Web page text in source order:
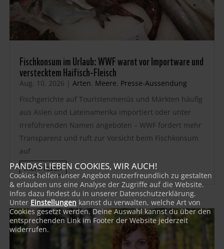
Fischkonsum im Urlaub: WWF warnt vor Importware und
verstecktem Haifisch-Fleisch
Aug. 10, 2026 | Arten, Meere, Presse-Aussendung
Fischgerichte auf Touristenmenüs und Märkten häufig
aus Asien und Lateinamerika importiert oder unter
irreführenden Namen angeboten – WWF fordert mehr
Transparenz und ruft zur Vorsicht beim Fischkonsum
auf
mehr lesen
PANDAS LIEBEN COOKIES, WIR AUCH!
Cookies helfen unser Angebot nutzerfreundlich zu gestalten
& erlauben uns eine Analyse der Zugriffe auf die Website.
Infos dazu findest du in unserer Datenschutzerklärung.
Unter Einstellungen kannst du verwalten, welche Art von
Cookies gesetzt werden. Deine Auswahl kannst du über den
entsprechenden Link im Footer der Website jederzeit
widerrufen.